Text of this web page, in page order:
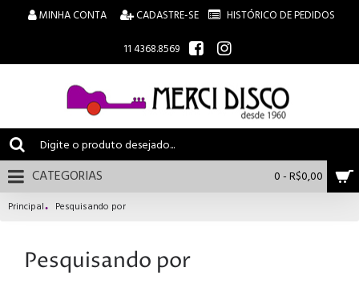
MINHA CONTA CADASTRE-SE
HISTÓRICO DE PEDIDOS
11 4368.8569
0 - R$0,00
CATEGORIAS
Principal Pesquisando por
Pesquisando por